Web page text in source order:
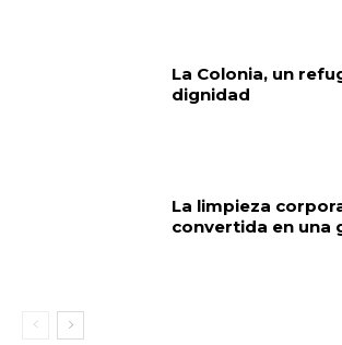
La Colonia, un
dignidad
La limpieza
convertida en una